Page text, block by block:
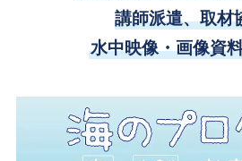
講師派遣、取材
水中映像・画像資